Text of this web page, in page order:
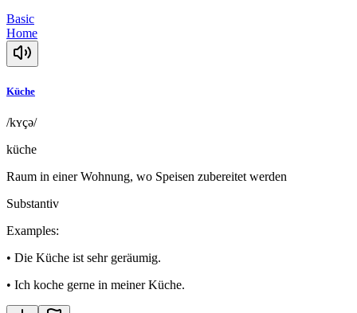
Basic
Home
Küche
/kʏçə/
küche
Raum in einer Wohnung, wo Speisen zubereitet werden
Substantiv
Examples:
• Die Küche ist sehr geräumig.
• Ich koche gerne in meiner Küche.